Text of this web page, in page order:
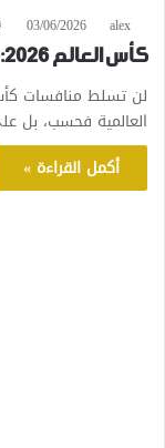
alex
03/06/2026
كأس العالم 2026: مدربون عالميون في دائرة الضوء
العالمية فحسب، بل
أكمل القراءة »